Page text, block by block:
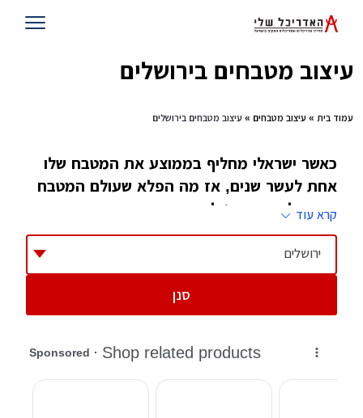
עיצוב מטבחים בירושלים
עמוד בית » עיצוב מטבחים » עיצוב מטבחים בירושלים
כאשר ישראלי מחליף בממוצע את המטבח שלו
אחת לעשר שנים, אז מה הפלא שעולם המטבח
הישראלי משתדרג לעיתים קרובות, ואם הוא
משתדרג יש מי שצריך לוודא שאנחנו נהנים
מעיצוב הולם שלו, לו קוראים מעצב מטבח
ביקור בבתים ישנים מגלה עיצוב מטבחים דומה,
קירות, כיור, מעליו ומתחתיו ארונות, מדי פעם יש
יציאות מעניינות של ארון פתוח לייבוש כלים. למי
מאיתנו שגדל עם מטבח שכזה, קל לומר שיותר
קרא עוד
ירושלים
סנן